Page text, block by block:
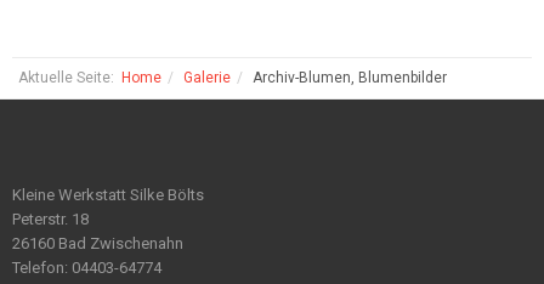
Aktuelle Seite: Home Galerie Archiv-Blumen, Blumenbilder
Kleine Werkstatt Silke Bölts
Peterstr. 18
26160 Bad Zwischenahn
Telefon: 04403-64774